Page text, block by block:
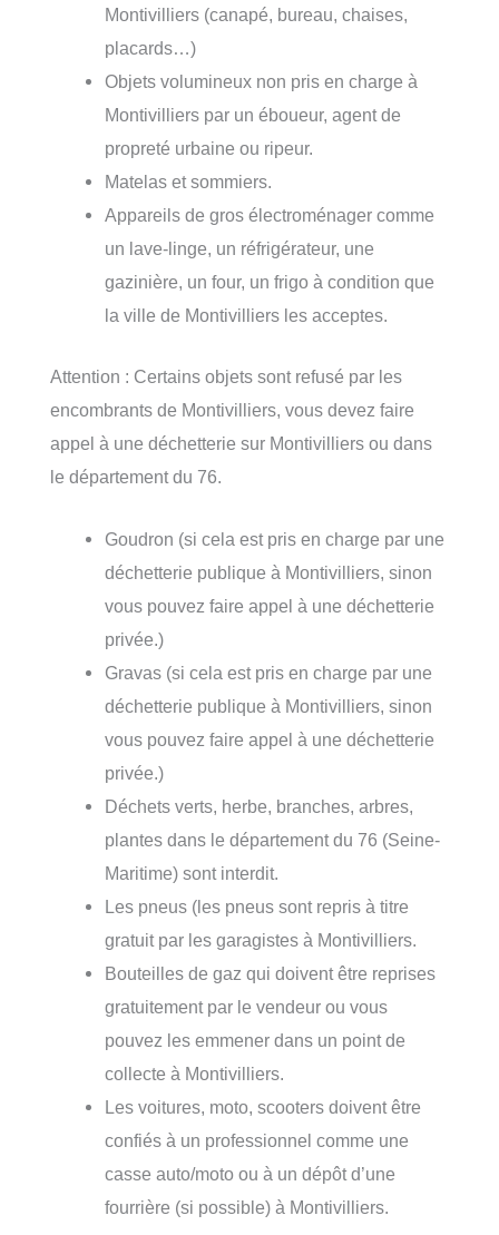
Montivilliers (canapé, bureau, chaises,
placards…)
Objets volumineux non pris en charge à
Montivilliers par un éboueur, agent de
propreté urbaine ou ripeur.
Matelas et sommiers.
Appareils de gros électroménager comme
un lave-linge, un réfrigérateur, une
gazinière, un four, un frigo à condition que
la ville de Montivilliers les acceptes.
Attention : Certains objets sont refusé par les
encombrants de Montivilliers, vous devez faire
appel à une déchetterie sur Montivilliers ou dans
le département du 76.
Goudron (si cela est pris en charge par une
déchetterie publique à Montivilliers, sinon
vous pouvez faire appel à une déchetterie
privée.)
Gravas (si cela est pris en charge par une
déchetterie publique à Montivilliers, sinon
vous pouvez faire appel à une déchetterie
privée.)
Déchets verts, herbe, branches, arbres,
plantes dans le département du 76 (Seine-
Maritime) sont interdit.
Les pneus (les pneus sont repris à titre
gratuit par les garagistes à Montivilliers.
Bouteilles de gaz qui doivent être reprises
gratuitement par le vendeur ou vous
pouvez les emmener dans un point de
collecte à Montivilliers.
Les voitures, moto, scooters doivent être
confiés à un professionnel comme une
casse auto/moto ou à un dépôt d’une
fourrière (si possible) à Montivilliers.